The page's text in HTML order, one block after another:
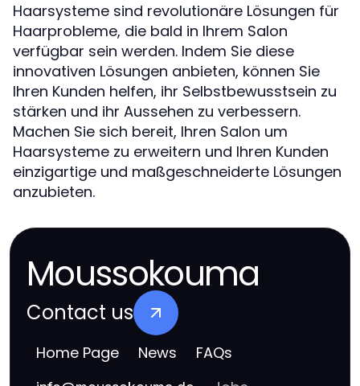
Haarsysteme sind revolutionäre Lösungen für
Haarprobleme, die bald in Ihrem Salon
verfügbar sein werden. Indem Sie diese
innovativen Lösungen anbieten, können Sie
Ihren Kunden helfen, ihr Selbstbewusstsein zu
stärken und ihr Aussehen zu verbessern.
Machen Sie sich bereit, Ihren Salon um
Haarsysteme zu erweitern und Ihren Kunden
einzigartige und maßgeschneiderte Lösungen
anzubieten.
Moussokouma
Contact us
Home Page News FAQs